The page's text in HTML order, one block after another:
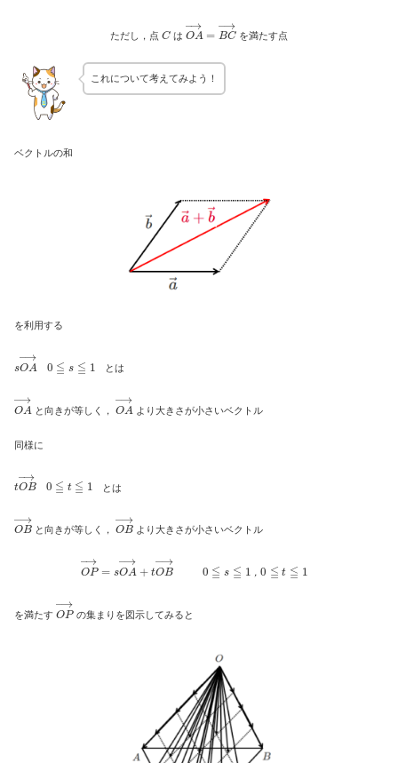
ただし，点 Cは OA =BC →
を満たす点
これについて考えてみよう！
ベクトルの和
を利用する
sOA →0 ≦s 1 とは
OA と向きが等しく， OA→より大きさが小さいベクトル
同様に
tOB→ 0 ≦t≦1 とは
OB→と向きが等しく，OB→より大きさが小さいベクトル
OP→ sOA → +tOB 0 ≦s ，0 t≦ 1
を満たす OP→の集まりを図示してみると